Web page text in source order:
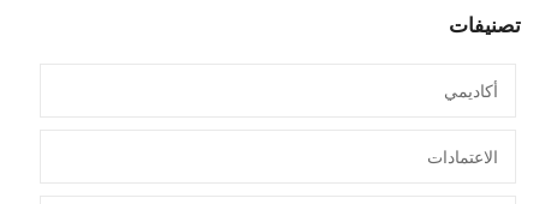
تصنيفات
أكاديمي
الاعتمادات